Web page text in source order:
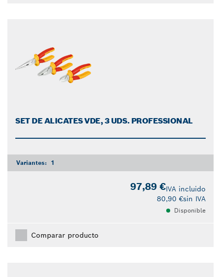
SET DE ALICATES VDE, 3 UDS. PROFESSIONAL
Variantes: 1
97,89 €IVA incluido
80,90 €sin IVA
Disponible
Comparar producto